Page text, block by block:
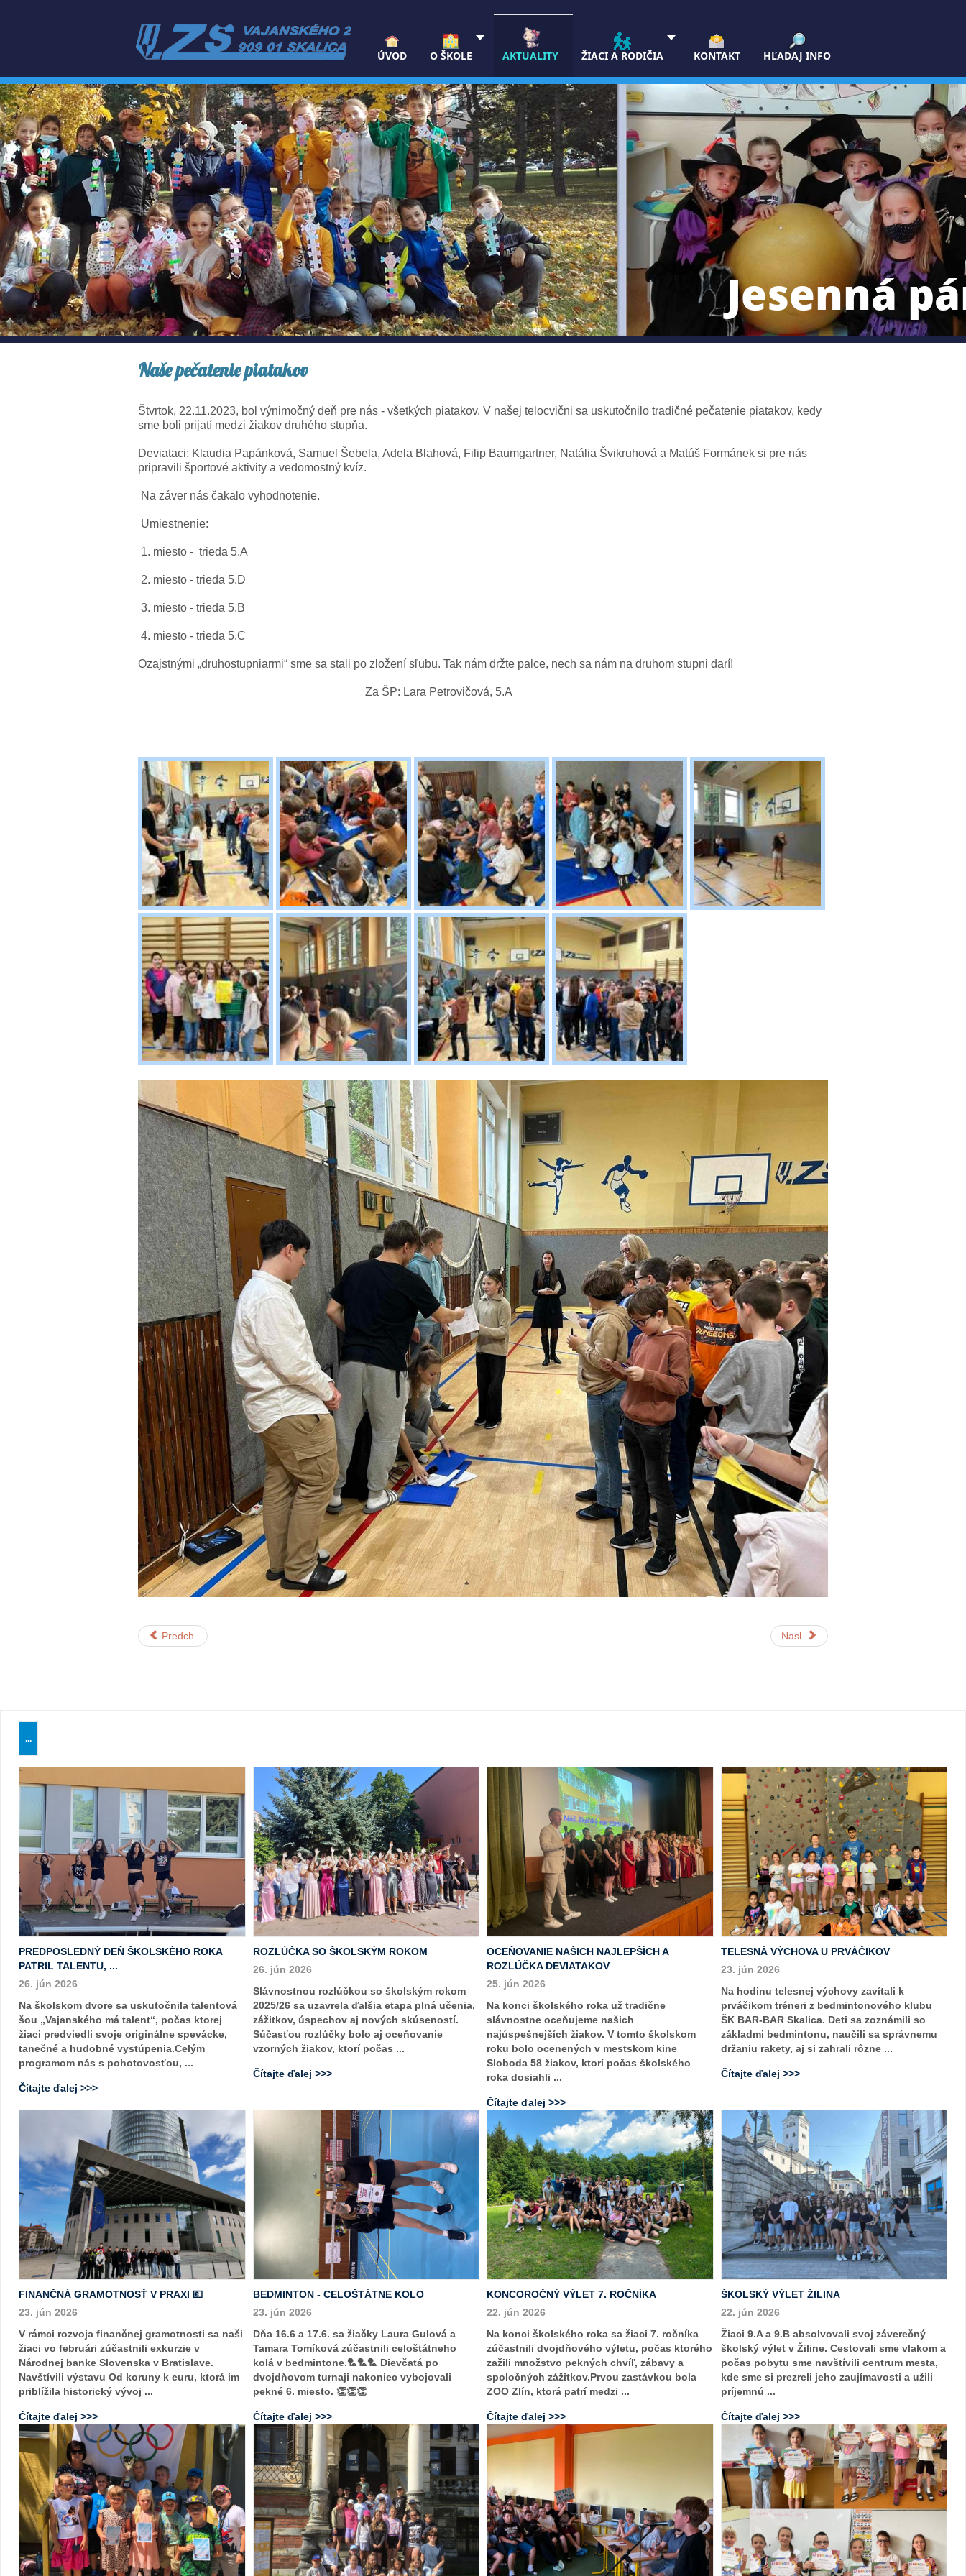
ÚVOD O ŠKOLE AKTUALITY ŽIACI A RODIČIA KONTAKT HĽADAJ INFO
Jesenná
Naše pečatenie piatakov
Štvrtok, 22.11.2023, bol výnimočný deň pre nás - všetkých piatakov. V našej telocvični sa uskutočnilo tradičné pečatenie piatakov, kedy
sme boli prijatí medzi žiakov druhého stupňa.
Deviataci: Klaudia Papánková, Samuel Šebela, Adela Blahová, Filip Baumgartner, Natália Švikruhová a Matúš Formánek si pre nás
pripravili športové aktivity a vedomostný kvíz.
Na záver nás čakalo vyhodnotenie.
Umiestnenie:
1. miesto - trieda 5.A
2. miesto - trieda 5.D
3. miesto - trieda 5.B
4. miesto - trieda 5.C
Ozajstnými „druhostupniarmi“ sme sa stali po zložení sľubu. Tak nám držte palce, nech sa nám na druhom stupni darí!
Za ŠP: Lara Petrovičová, 5.A
Predch. Nasl.
...
PREDPOSLEDNÝ DEŇ ŠKOLSKÉHO ROKA
PATRIL TALENTU, ...
26. jún 2026
Na školskom dvore sa uskutočnila talentová
šou „Vajanského má talent“, počas ktorej
žiaci predviedli svoje originálne spevácke,
tanečné a hudobné vystúpenia.Celým
programom nás s pohotovosťou, ...
Čítajte ďalej >>>
ROZLÚČKA SO ŠKOLSKÝM ROKOM
26. jún 2026
Slávnostnou rozlúčkou so školským rokom
2025/26 sa uzavrela ďalšia etapa plná učenia,
zážitkov, úspechov aj nových skúseností.
Súčasťou rozlúčky bolo aj oceňovanie
vzorných žiakov, ktorí počas ...
Čítajte ďalej >>>
OCEŇOVANIE NAŠICH NAJLEPŠÍCH A
ROZLÚČKA DEVIATAKOV
25. jún 2026
Na konci školského roka už tradične
slávnostne oceňujeme našich
najúspešnejších žiakov. V tomto školskom
roku bolo ocenených v mestskom kine
Sloboda 58 žiakov, ktorí počas školského
roka dosiahli ...
Čítajte ďalej >>>
TELESNÁ VÝCHOVA U PRVÁČIKOV
23. jún 2026
Na hodinu telesnej výchovy zavítali k
prváčikom tréneri z bedmintonového klubu
ŠK BAR-BAR Skalica. Deti sa zoznámili so
základmi bedmintonu, naučili sa správnemu
držaniu rakety, aj si zahrali rôzne ...
Čítajte ďalej >>>
FINANČNÁ GRAMOTNOSŤ V PRAXI 💶
23. jún 2026
V rámci rozvoja finančnej gramotnosti sa naši
žiaci vo februári zúčastnili exkurzie v
Národnej banke Slovenska v Bratislave.
Navštívili výstavu Od koruny k euru, ktorá im
priblížila historický vývoj ...
Čítajte ďalej >>>
BEDMINTON - CELOŠTÁTNE KOLO
23. jún 2026
Dňa 16.6 a 17.6. sa žiačky Laura Gulová a
Tamara Tomíková zúčastnili celoštátneho
kolá v bedmintone.🏸🏸🏸 Dievčatá po
dvojdňovom turnaji nakoniec vybojovali
pekné 6. miesto. 👏👏👏
Čítajte ďalej >>>
KONCOROČNÝ VÝLET 7. ROČNÍKA
22. jún 2026
Na konci školského roka sa žiaci 7. ročníka
zúčastnili dvojdňového výletu, počas ktorého
zažili množstvo pekných chvíľ, zábavy a
spoločných zážitkov.Prvou zastávkou bola
ZOO Zlín, ktorá patrí medzi ...
Čítajte ďalej >>>
ŠKOLSKÝ VÝLET ŽILINA
22. jún 2026
Žiaci 9.A a 9.B absolvovali svoj záverečný
školský výlet v Žiline. Cestovali sme vlakom a
počas pobytu sme navštívili centrum mesta,
kde sme si prezreli jeho zaujímavosti a užili
príjemnú ...
Čítajte ďalej >>>